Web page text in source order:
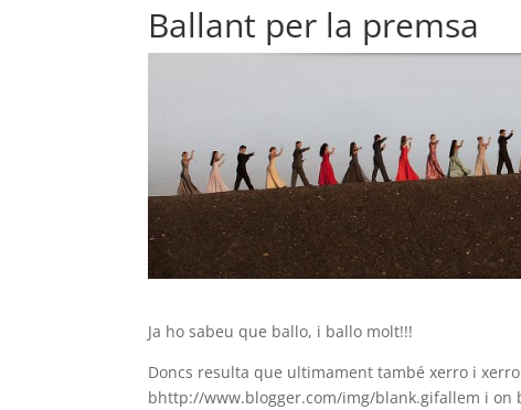
Ballant per la premsa
Ja ho sabeu que ballo, i ballo molt!!!
Doncs resulta que ultimament també xerro i
bhttp://www.blogger.com/img/blank.gifallem i on